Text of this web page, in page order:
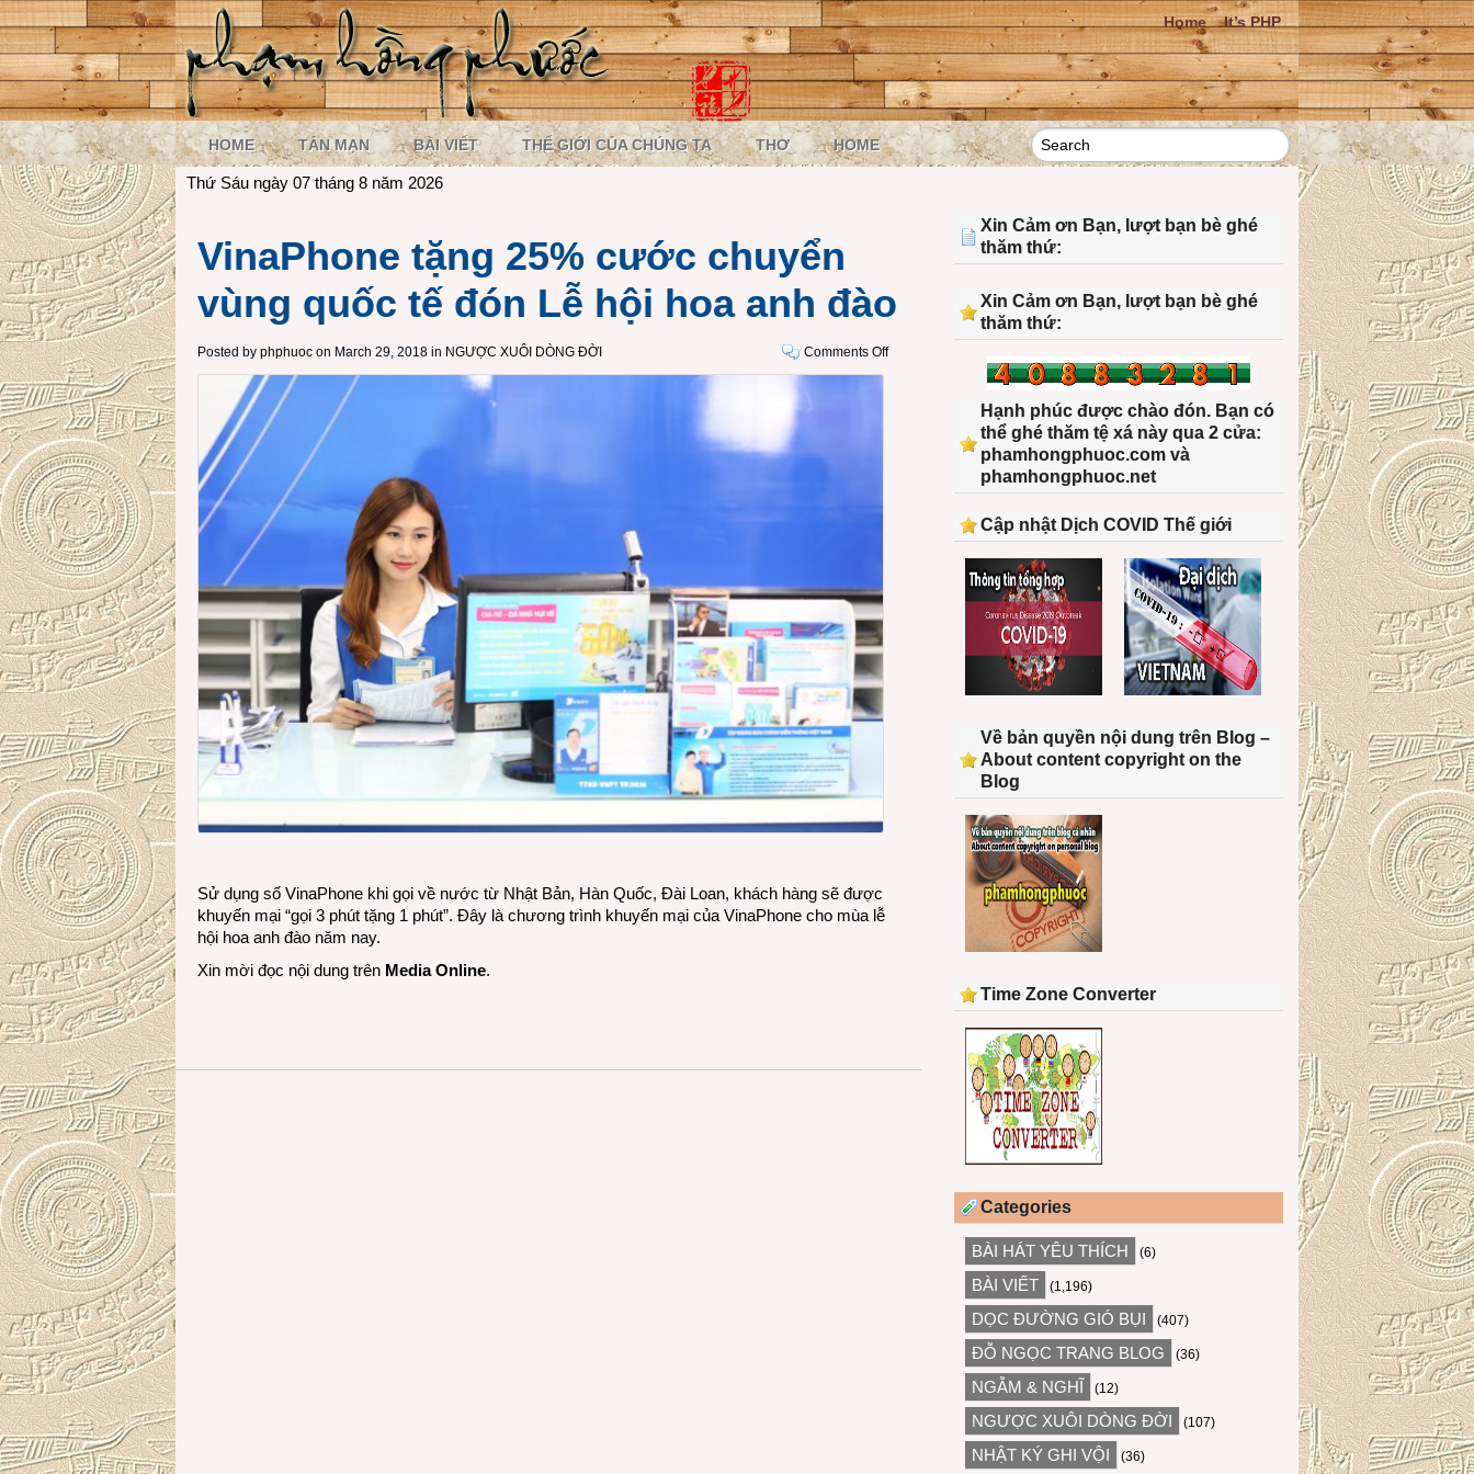
Home It’s PHP
HOME TẢN MẠN BÀI VIẾT THẾ GIỚI CỦA CHÚNG TA THƠ HOME
Thứ Sáu ngày 07 tháng 8 năm 2026
VinaPhone tặng 25% cước chuyển
vùng quốc tế đón Lễ hội hoa anh đào
Posted by phphuoc on March 29, 2018 in NGƯỢC XUÔI DÒNG ĐỜI Comments Offon
Sử dụng số VinaPhone khi gọi về nước từ Nhật Bản, Hàn Quốc, Đài Loan, khách hàng sẽ được
khuyến mại “gọi 3 phút tặng 1 phút”. Đây là chương trình khuyến mại của VinaPhone cho mùa lễ
hội hoa anh đào năm nay.
Xin mời đọc nội dung trên Media Online.
Xin Cảm ơn Bạn, lượt bạn bè ghé
thăm thứ:
Xin Cảm ơn Bạn, lượt bạn bè ghé
thăm thứ:
Hạnh phúc được chào đón. Bạn có
thể ghé thăm tệ xá này qua 2 cửa:
phamhongphuoc.com và
phamhongphuoc.net
Cập nhật Dịch COVID Thế giới
Về bản quyền nội dung trên Blog –
About content copyright on the
Blog
Time Zone Converter
Categories
BÀI HÁT YÊU THÍCH (6)
BÀI VIẾT (1,196)
DỌC ĐƯỜNG GIÓ BỤI (407)
ĐỖ NGỌC TRANG BLOG (36)
NGẪM & NGHĨ (12)
NGƯỢC XUÔI DÒNG ĐỜI (107)
NHẬT KÝ GHI VỘI (36)